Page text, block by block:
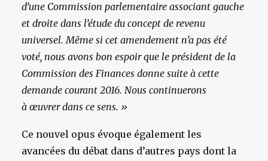
d’une Commission parlementaire associant gauche
et droite dans l’étude du concept de revenu
universel. Même si cet amendement n’a pas été
voté, nous avons bon espoir que le président de la
Commission des Finances donne suite à cette
demande courant 2016. Nous continuerons
à œuvrer dans ce sens. »
Ce nouvel opus évoque également les
avancées du débat dans d’autres pays dont la